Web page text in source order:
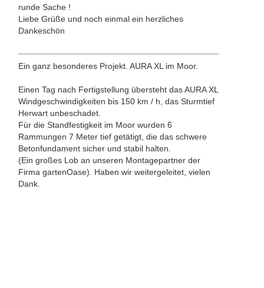
runde Sache !
Liebe Grüße und noch einmal ein herzliches
Dankeschön
Ein ganz besonderes Projekt. AURA XL im Moor.
Einen Tag nach Fertigstellung übersteht das AURA XL
Windgeschwindigkeiten bis 150 km / h, das Sturmtief
Herwart unbeschadet.
Für die Standfestigkeit im Moor wurden 6
Rammungen 7 Meter tief getätigt, die das schwere
Betonfundament sicher und stabil halten.
(Ein großes Lob an unseren Montagepartner der
Firma gartenOase). Haben wir weitergeleitet, vielen
Dank.